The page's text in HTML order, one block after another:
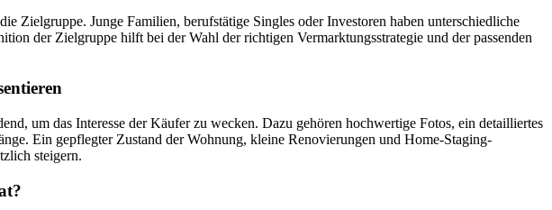
Zielgruppe. Junge Familien, berufstätige Singles oder Investoren haben unterschiedliche
der Zielgruppe hilft bei der Wahl der richtigen Vermarktungsstrategie und der passenden
um das Interesse der Käufer zu wecken. Dazu gehören hochwertige Fotos, ein detailliertes
Ein gepflegter Zustand der Wohnung, kleine Renovierungen und Home-Staging-
steigern.